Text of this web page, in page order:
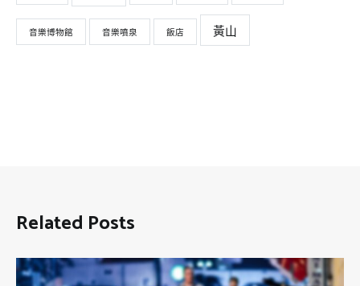
音樂博物館 音樂噴泉 飯店 黃山
Related Posts